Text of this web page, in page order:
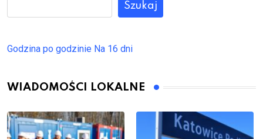
Szukaj
Godzina po godzinie Na 16 dni
WIADOMOŚCI LOKALNE